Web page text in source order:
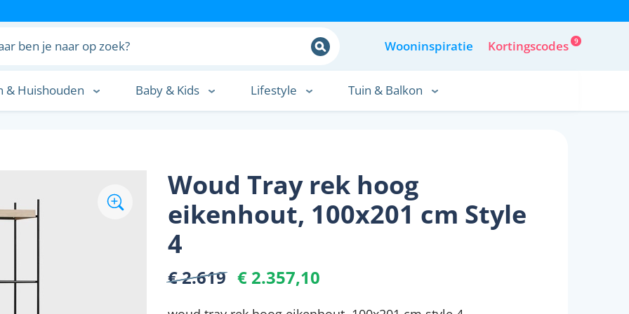
Wooninspiratie Kortingscodes 9
& Huishouden Baby & Kids Lifestyle Tuin & Balkon
Woud Tray rek hoog
eikenhout, 100x201 cm Style
4
€ 2.619 € 2.357,10